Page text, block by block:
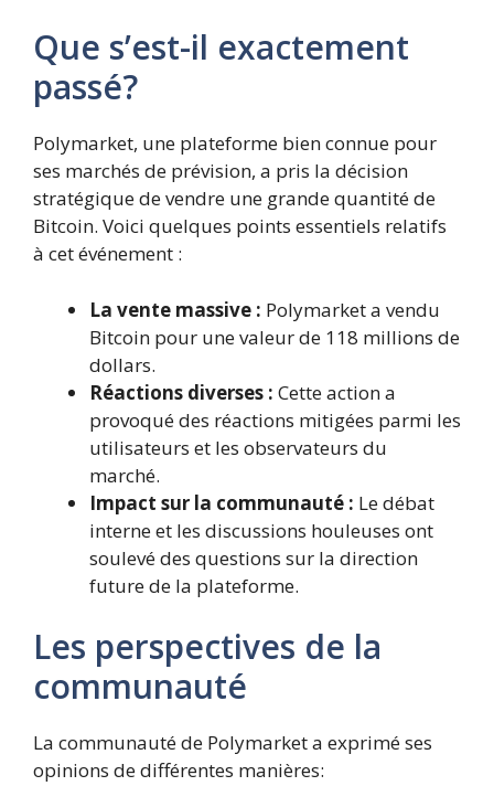
Que s’est-il exactement
passé?
Polymarket, une plateforme bien connue pour
ses marchés de prévision, a pris la décision
stratégique de vendre une grande quantité de
Bitcoin. Voici quelques points essentiels relatifs
à cet événement :
La vente massive : Polymarket a vendu
Bitcoin pour une valeur de 118 millions de
dollars.
Réactions diverses : Cette action a
provoqué des réactions mitigées parmi les
utilisateurs et les observateurs du
marché.
Impact sur la communauté : Le débat
interne et les discussions houleuses ont
soulevé des questions sur la direction
future de la plateforme.
Les perspectives de la
communauté
La communauté de Polymarket a exprimé ses
opinions de différentes manières: